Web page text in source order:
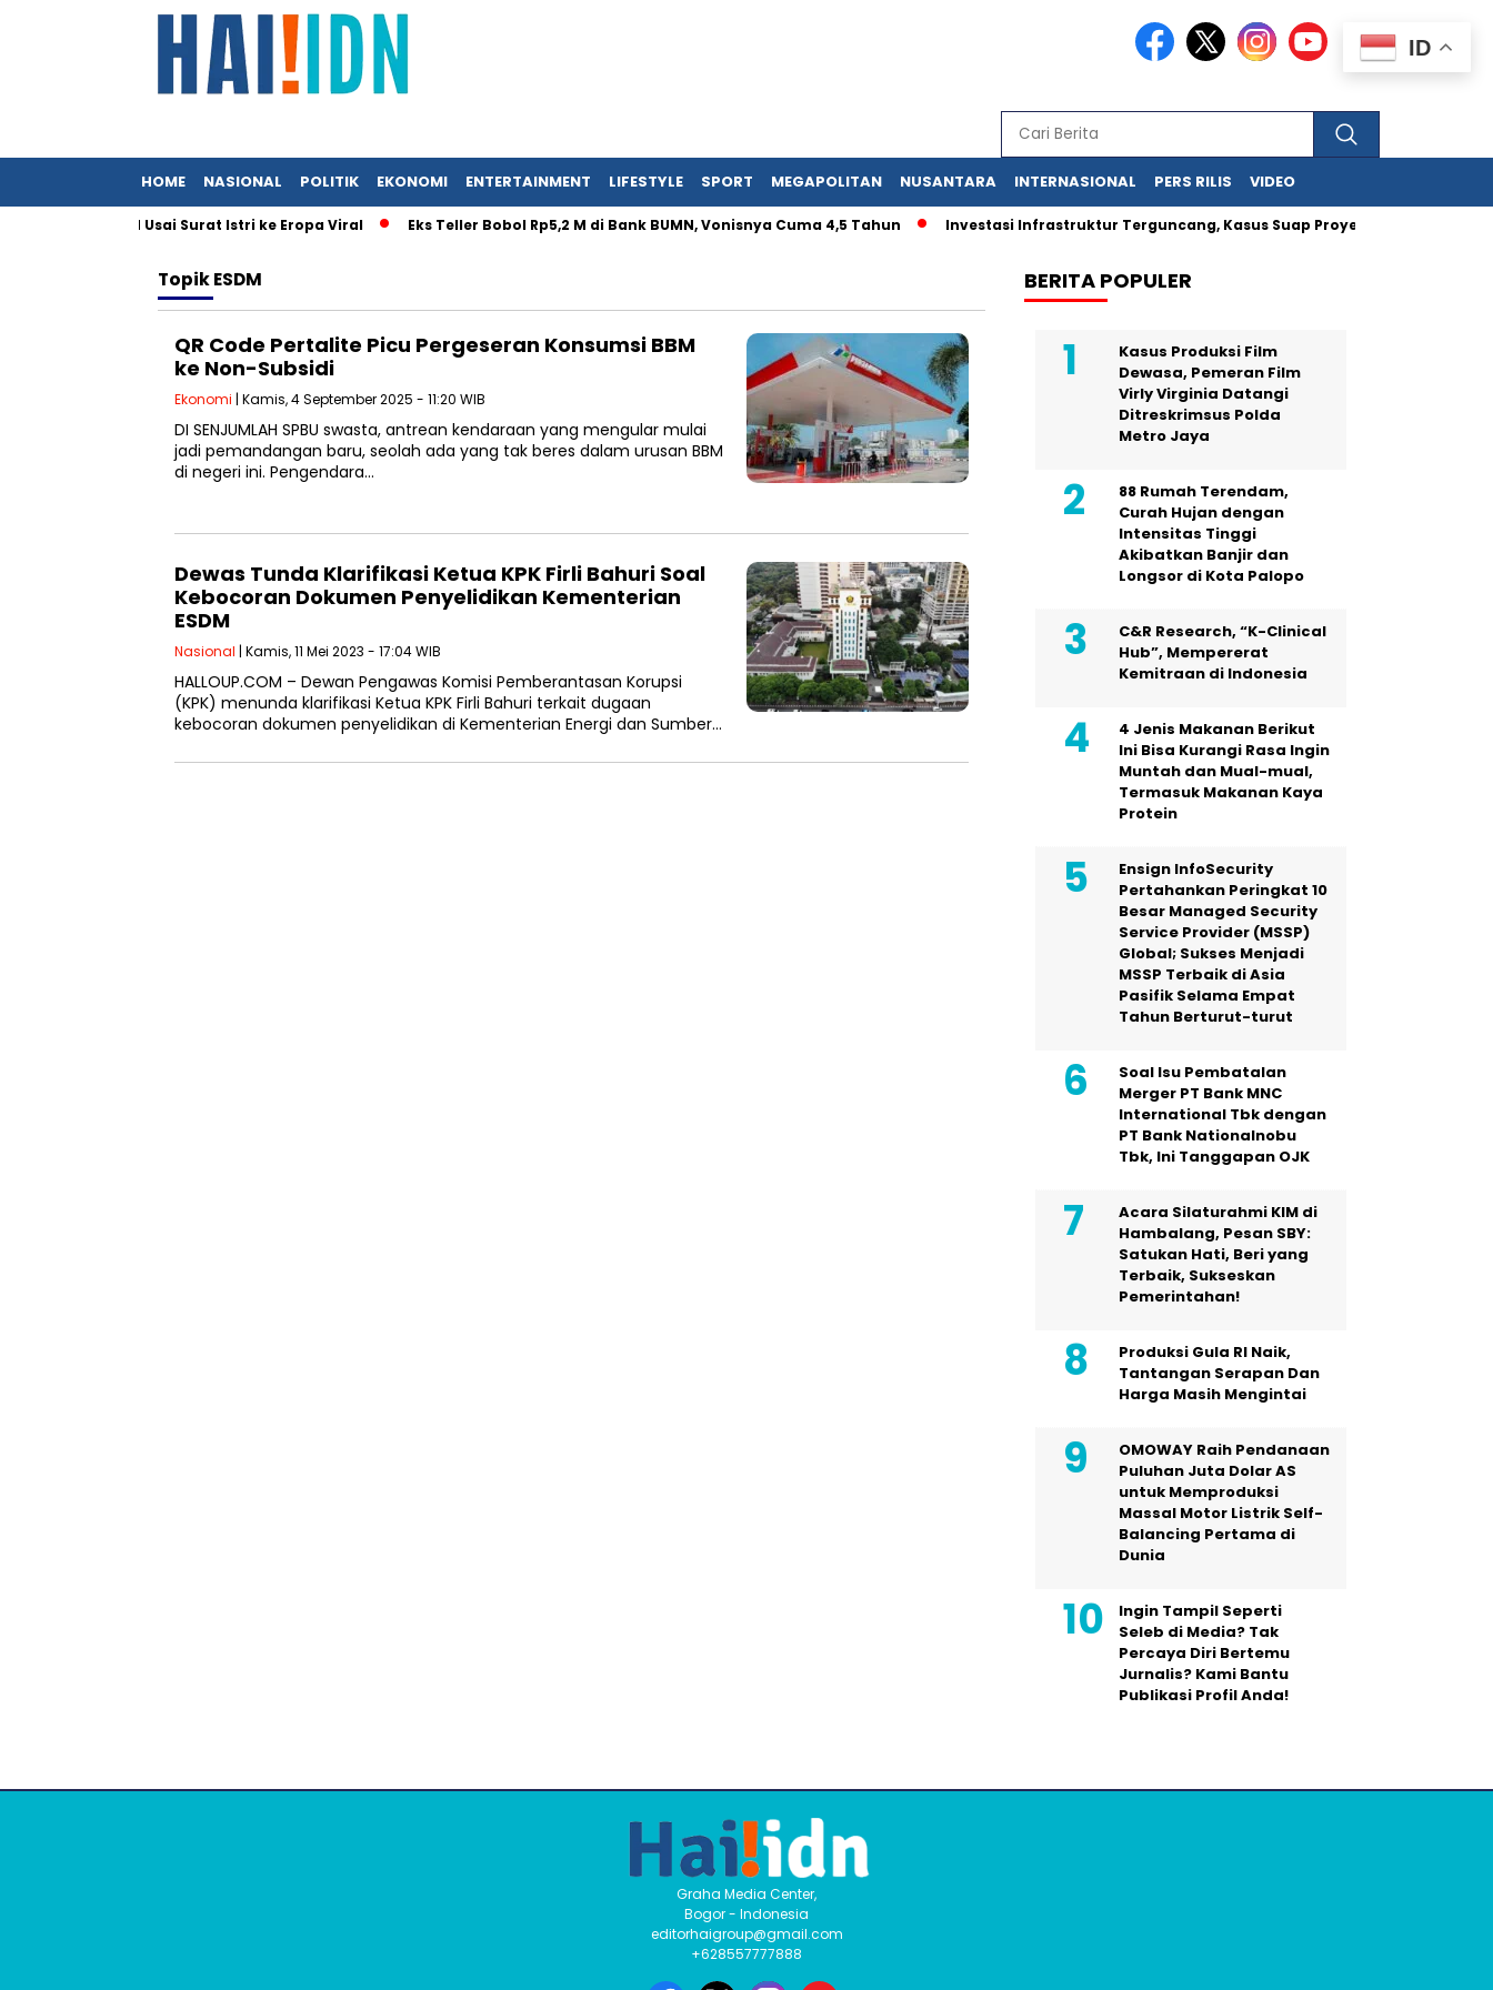
HOME NASIONAL POLITIK EKONOMI ENTERTAINMENT LIFESTYLE SPORT MEGAPOLITAN NUSANTARA INTERNASIONAL PERS RILIS VIDEO
Menteri UMKM Usai Surat Istri ke Eropa Viral Eks Teller Bobol Rp5,2 M di Bank BUMN, Vonisnya Cuma 4,5 Tahun Investasi Infrastruktur Terguncang, Kasus Suap Proyek Jalan Sumut
TopikESDM
QR Code Pertalite Picu Pergeseran Konsumsi BBM
ke Non-Subsidi
Ekonomi | Kamis, 4 September 2025 - 11:20 WIB
DI SENJUMLAH SPBU swasta, antrean kendaraan yang mengular mulai
jadi pemandangan baru, seolah ada yang tak beres dalam urusan BBM
di negeri ini. Pengendara…
Dewas Tunda Klarifikasi Ketua KPK Firli Bahuri Soal
Kebocoran Dokumen Penyelidikan Kementerian
ESDM
Nasional | Kamis, 11 Mei 2023 - 17:04 WIB
HALLOUP.COM – Dewan Pengawas Komisi Pemberantasan Korupsi
(KPK) menunda klarifikasi Ketua KPK Firli Bahuri terkait dugaan
kebocoran dokumen penyelidikan di Kementerian Energi dan Sumber…
BERITA POPULER
Kasus Produksi Film
Dewasa, Pemeran Film
Virly Virginia Datangi
Ditreskrimsus Polda
Metro Jaya
88 Rumah Terendam,
Curah Hujan dengan
Intensitas Tinggi
Akibatkan Banjir dan
Longsor di Kota Palopo
C&R Research, “K-Clinical
Hub”, Mempererat
Kemitraan di Indonesia
4 Jenis Makanan Berikut
Ini Bisa Kurangi Rasa Ingin
Muntah dan Mual-mual,
Termasuk Makanan Kaya
Protein
Ensign InfoSecurity
Pertahankan Peringkat 10
Besar Managed Security
Service Provider (MSSP)
Global; Sukses Menjadi
MSSP Terbaik di Asia
Pasifik Selama Empat
Tahun Berturut-turut
Soal Isu Pembatalan
Merger PT Bank MNC
International Tbk dengan
PT Bank Nationalnobu
Tbk, Ini Tanggapan OJK
Acara Silaturahmi KIM di
Hambalang, Pesan SBY:
Satukan Hati, Beri yang
Terbaik, Sukseskan
Pemerintahan!
Produksi Gula RI Naik,
Tantangan Serapan Dan
Harga Masih Mengintai
OMOWAY Raih Pendanaan
Puluhan Juta Dolar AS
untuk Memproduksi
Massal Motor Listrik Self-
Balancing Pertama di
Dunia
Ingin Tampil Seperti
Seleb di Media? Tak
Percaya Diri Bertemu
Jurnalis? Kami Bantu
Publikasi Profil Anda!
ID
Graha Media Center,
Bogor - Indonesia
editorhaigroup@gmail.com
+628557777888